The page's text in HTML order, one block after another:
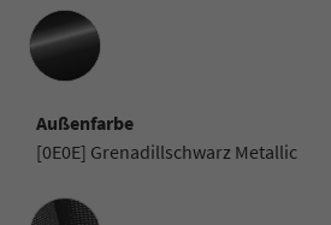
Außenfarbe
[0E0E] Grenadillschwarz Metallic
Innenausstattung